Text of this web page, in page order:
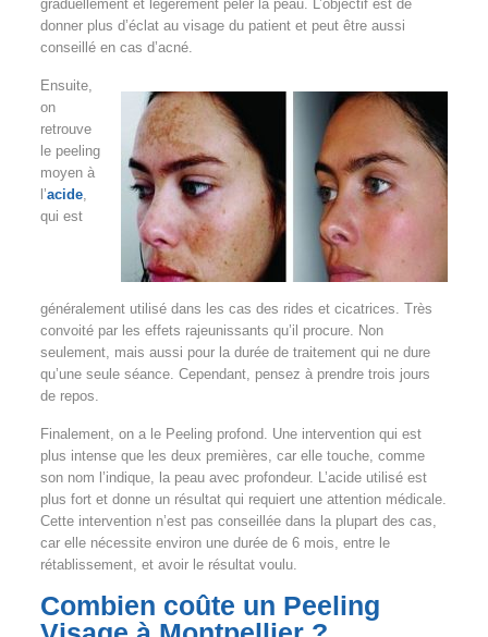
graduellement et légèrement peler la peau. L’objectif est de
donner plus d’éclat au visage du patient et peut être aussi
conseillé en cas d’acné.
Ensuite,
on
retrouve
le peeling
moyen à
l’acide,
qui est
généralement utilisé dans les cas des rides et cicatrices. Très
convoité par les effets rajeunissants qu’il procure. Non
seulement, mais aussi pour la durée de traitement qui ne dure
qu’une seule séance. Cependant, pensez à prendre trois jours
de repos.
Finalement, on a le Peeling profond. Une intervention qui est
plus intense que les deux premières, car elle touche, comme
son nom l’indique, la peau avec profondeur. L’acide utilisé est
plus fort et donne un résultat qui requiert une attention médicale.
Cette intervention n’est pas conseillée dans la plupart des cas,
car elle nécessite environ une durée de 6 mois, entre le
rétablissement, et avoir le résultat voulu.
Combien coûte un Peeling